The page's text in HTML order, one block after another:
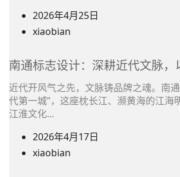
之
前
用)
作
者
2026年4月25日
(在
章
者
姓
之
前
xiaobian
南通标志设计：深耕近代文脉
近代开风气之先，文脉铸品牌之魂。南
代第一城”，这座枕长江、濒黄海的江海
江淮文化...
2026年4月17日
(在
xiaobian